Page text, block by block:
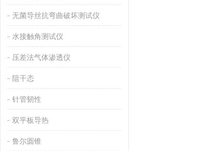
无菌导丝抗弯曲破坏测试仪
水接触角测试仪
压差法气体渗透仪
阻干态
针管韧性
双平板导热
鲁尔圆锥